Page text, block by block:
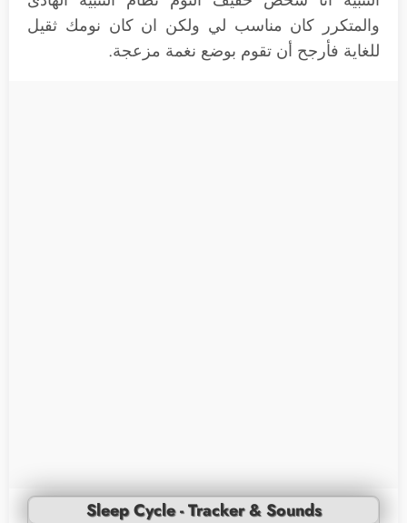
والمتكرر كان مناسب لي ولكن ان كان نومك ثقيل
للغاية فأرجح أن تقوم بوضع نغمة مزعجة.
Sleep Cycle - Tracker & Sounds